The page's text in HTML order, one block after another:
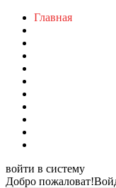
Главная
войти в систему
Добро пожаловат!